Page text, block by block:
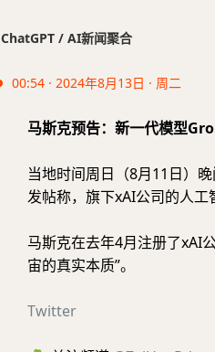
ChatGPT / AI新闻聚合
00:54 · 2024年8月13日 · 周二
马斯克预告：新一代模型
当地时间周日（8月11日）
发帖称，旗下xAI公司的人工
马斯克在去年4月注册了xAI
宙的真实本质”。
Twitter